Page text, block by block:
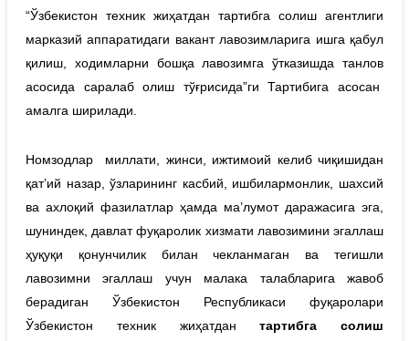
“Ўзбекистон техник жиҳатдан тартибга солиш агентлиги
марказий аппаратидаги вакант лавозимларига ишга қабул
қилиш, ходимларни бошқа лавозимга ўтказишда танлов
асосида саралаб олиш тўғрисида”ги Тартибига асосан
амалга ширилади.
Номзодлар миллати, жинси, ижтимоий келиб чиқишидан
қат’ий назар, ўзларининг касбий, ишбилармонлик, шахсий
ва ахлоқий фазилатлар ҳамда ма’лумот даражасига эга,
шуниндек, давлат фуқаролик хизмати лавозимини эгаллаш
ҳуқуқи қонунчилик билан чекланмаган ва тегишли
лавозимни эгаллаш учун малака талабларига жавоб
берадиган Ўзбекистон Республикаси фуқаролари
Ўзбекистон техник жиҳатдан тартибга солиш